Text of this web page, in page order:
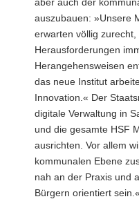
auszubauen: »Unsere
erwarten völlig
Herausforderungen
Herangehensweisen
das neue Institut
Innovation.« Der
digitale Verwaltung in
und die gesamte HSF
ausrichten. Vor allem
kommunalen Ebene
nah an der Praxis und
Bürgern orientiert sein.«